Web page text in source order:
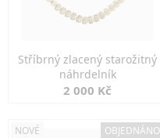
Stříbrný zlacený starožitný
náhrdelník
2 000 Kč
NOVÉ OBJEDNÁNO